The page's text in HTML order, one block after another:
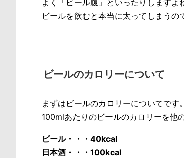
ビールを飲むと本当に太ってしまうの
ビールのカロリーについて
まずはビールのカロリーについてです。
100mlあたりのビールのカロリーを他
ビール・・・40kcal
日本酒・・・100kcal